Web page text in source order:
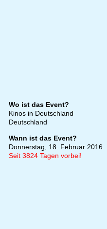
Wo ist das Event?
Kinos in Deutschland
Deutschland
Wann ist das Event?
Donnerstag, 18. Februar 2016
Seit 3824 Tagen vorbei!